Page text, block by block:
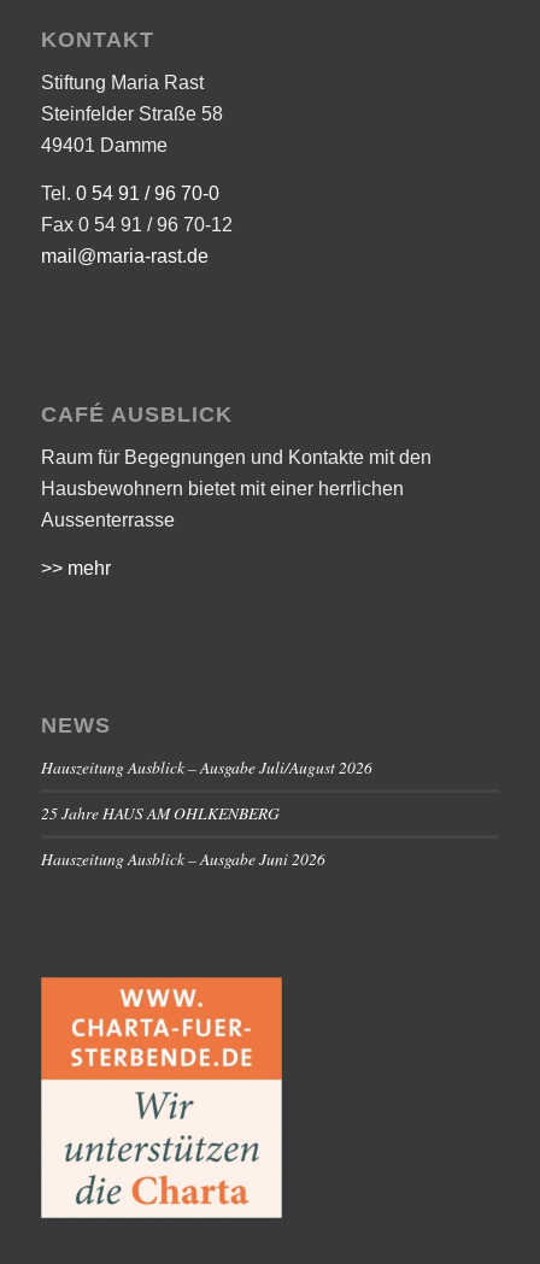
KONTAKT
Stiftung Maria Rast
Steinfelder Straße 58
49401 Damme
Tel. 0 54 91 / 96 70-0
Fax 0 54 91 / 96 70-12
mail@maria-rast.de
CAFÉ AUSBLICK
Raum für Begegnungen und Kontakte mit den
Hausbewohnern bietet mit einer herrlichen
Aussenterrasse
>> mehr
NEWS
Hauszeitung Ausblick – Ausgabe Juli/August 2026
25 Jahre HAUS AM OHLKENBERG
Hauszeitung Ausblick – Ausgabe Juni 2026